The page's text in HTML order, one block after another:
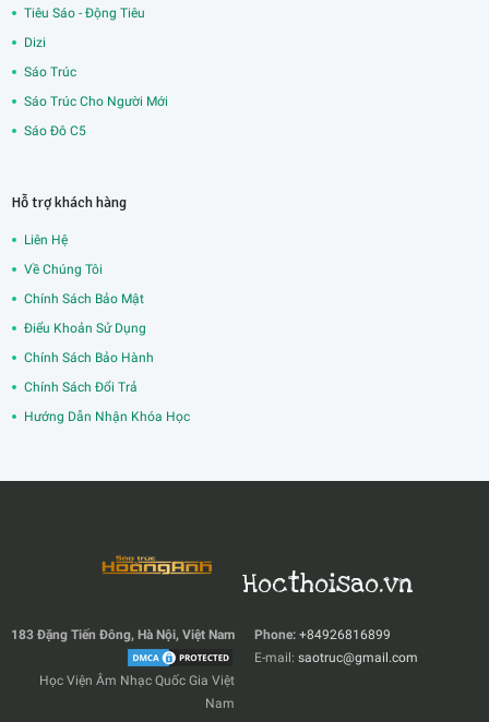
Tiêu Sáo - Động Tiêu
Dizi
Sáo Trúc
Sáo Trúc Cho Người Mới
Sáo Đô C5
Hỗ trợ khách hàng
Liên Hệ
Về Chúng Tôi
Chính Sách Bảo Mật
Điểu Khoản Sử Dụng
Chính Sách Bảo Hành
Chính Sách Đổi Trả
Hướng Dẫn Nhận Khóa Học
Hocthoisao.vn
Phone: +84926816899
E-mail: saotruc@gmail.com
183 Đặng Tiến Đông, Hà Nội, Việt Nam
Học Viện Âm Nhạc Quốc Gia Việt
Nam